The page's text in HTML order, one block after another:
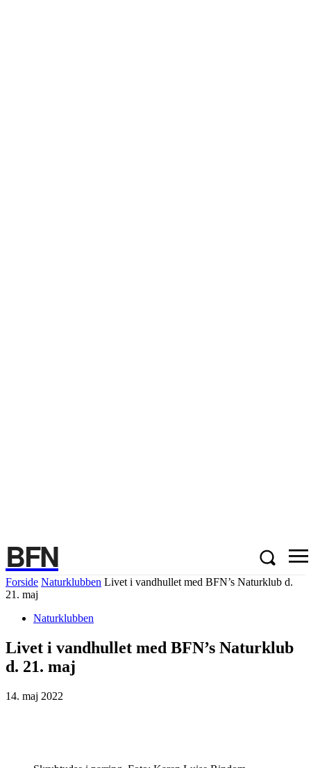
BFN
Forside Naturklubben Livet i vandhullet med BFN’s Naturklub d.
21. maj
Naturklubben
Livet i vandhullet med BFN’s Naturklub
d. 21. maj
14. maj 2022